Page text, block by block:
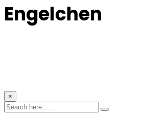
Engelchen
×